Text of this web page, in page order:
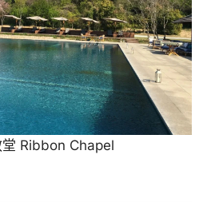
Ribbon Chapel